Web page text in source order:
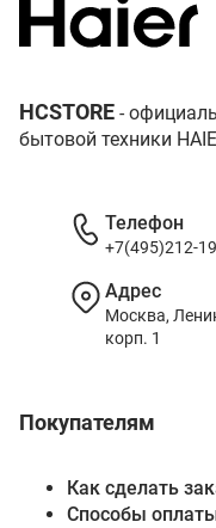
HCSTORE -
бытовой техники
Покупателям
Как сделать
Способы
Телефон
+7(495)212-
Адрес
Москва,
корп. 1